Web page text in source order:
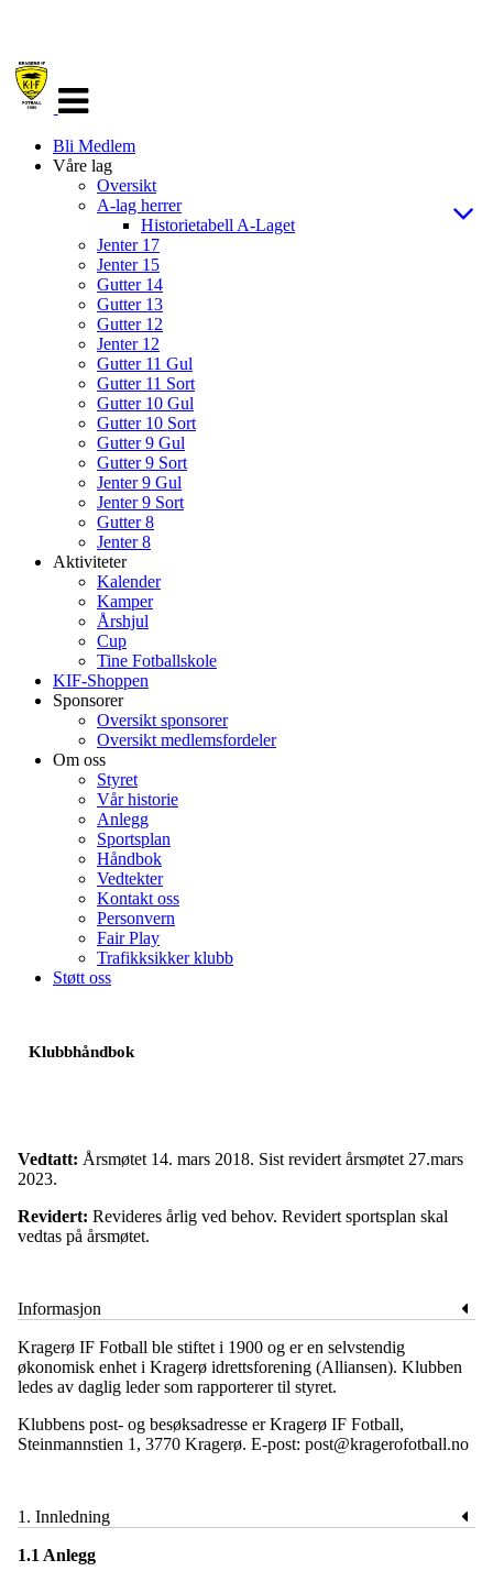
navigasjon
Bli Medlem
Våre lag
Oversikt
A-lag herrer
Historietabell A-Laget
Jenter 17
Jenter 15
Gutter 14
Gutter 13
Gutter 12
Jenter 12
Gutter 11 Gul
Gutter 11 Sort
Gutter 10 Gul
Gutter 10 Sort
Gutter 9 Gul
Gutter 9 Sort
Jenter 9 Gul
Jenter 9 Sort
Gutter 8
Jenter 8
Aktiviteter
Kalender
Kamper
Årshjul
Cup
Tine Fotballskole
KIF-Shoppen
Sponsorer
Oversikt sponsorer
Oversikt medlemsfordeler
Om oss
Styret
Vår historie
Anlegg
Sportsplan
Håndbok
Vedtekter
Kontakt oss
Personvern
Fair Play
Trafikksikker klubb
Støtt oss
Klubbhåndbok
Vedtatt: Årsmøtet 14. mars 2018. Sist revidert årsmøtet 27.mars
2023.
Revidert: Revideres årlig ved behov. Revidert sportsplan skal
vedtas på årsmøtet.
Informasjon
Kragerø IF Fotball ble stiftet i 1900 og er en selvstendig
økonomisk enhet i Kragerø idrettsforening (Alliansen). Klubben
ledes av daglig leder som rapporterer til styret.
Klubbens post- og besøksadresse er Kragerø IF Fotball,
Steinmannstien 1, 3770 Kragerø. E-post: post@kragerofotball.no
1. Innledning
1.1 Anlegg